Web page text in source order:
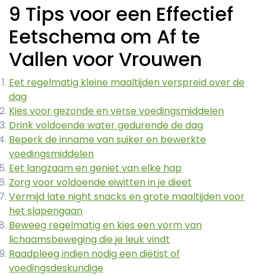
9 Tips voor een Effectief
Eetschema om Af te
Vallen voor Vrouwen
Eet regelmatig kleine maaltijden verspreid over de
dag
Kies voor gezonde en verse voedingsmiddelen
Drink voldoende water gedurende de dag
Beperk de inname van suiker en bewerkte
voedingsmiddelen
Eet langzaam en geniet van elke hap
Zorg voor voldoende eiwitten in je dieet
Vermijd late night snacks en grote maaltijden voor
het slapengaan
Beweeg regelmatig en kies een vorm van
lichaamsbeweging die je leuk vindt
Raadpleeg indien nodig een diëtist of
voedingsdeskundige